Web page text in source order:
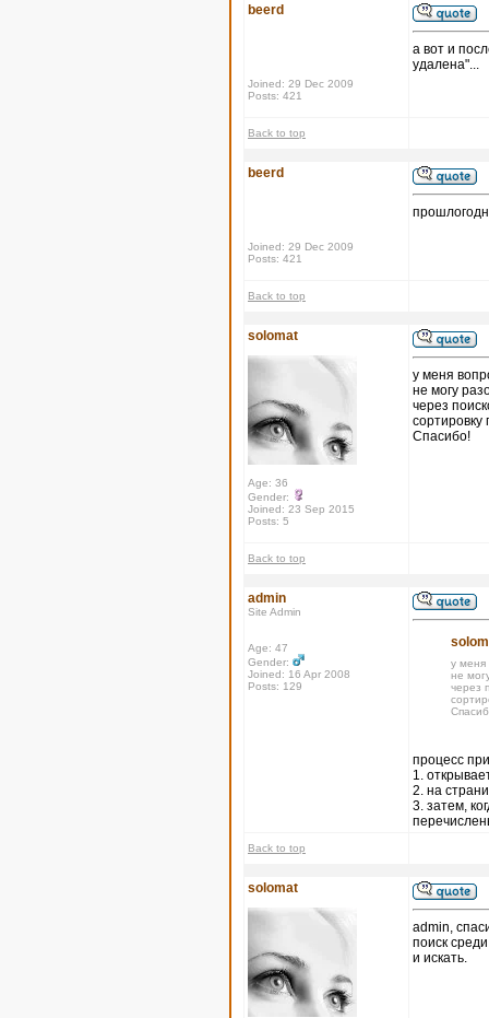
beerd
Joined: 29 Dec 2009
Posts: 421
а вот и
удалена"...
Back to top
beerd
Joined: 29 Dec 2009
Posts: 421
Back to top
solomat
Age: 36
Gender:
Joined: 23 Sep 2015
Posts: 5
у меня
не могу
через
сортировку
Спасибо!
Back to top
admin
Site Admin
Age: 47
Gender:
Joined: 16 Apr 2008
Posts: 129
у меня
не
через
процесс
1.
2. на
3. затем,
Back to top
solomat
admin,
поиск
и искать.